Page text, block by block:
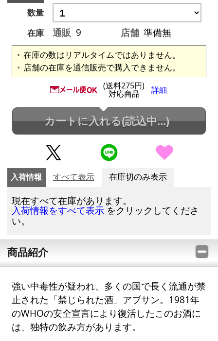
数量
在庫
通販 9 店舗 準備無
在庫の数はリアルタイムではありません。
店舗の在庫を通信販売で購入できません。
(送料275円)
対応商品 詳細
カートに入れる(読込中...)
入荷情報 すべて表示 在庫切のみ表示
現在すべて在庫があります。
入荷情報をすべて表示 をクリックしてくださ
い。
商品紹介
強い中毒性が疑われ、多くの国で長く流通が禁
止された「禁じられた酒」アブサン。1981年
のWHOの安全宣言により復活したこのお酒に
は、独特の飲み方があります。